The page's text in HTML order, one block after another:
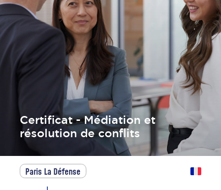
Certificat - Médiation et
résolution de conflits
Paris La Défense